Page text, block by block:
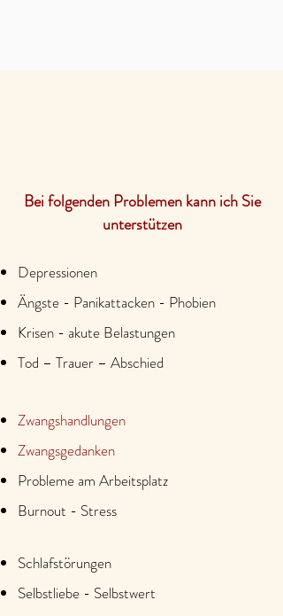
Bei folgenden Problemen kann ich Sie
unterstützen
Depressionen
Ängste - Panikattacken - Phobien
Krisen - akute Belastungen
Tod – Trauer – Abschied
Zwangshandlungen
Zwangsgedanken
Probleme am Arbeitsplatz
Burnout - Stress
Schlafstörungen
Selbstliebe - Selbstwert